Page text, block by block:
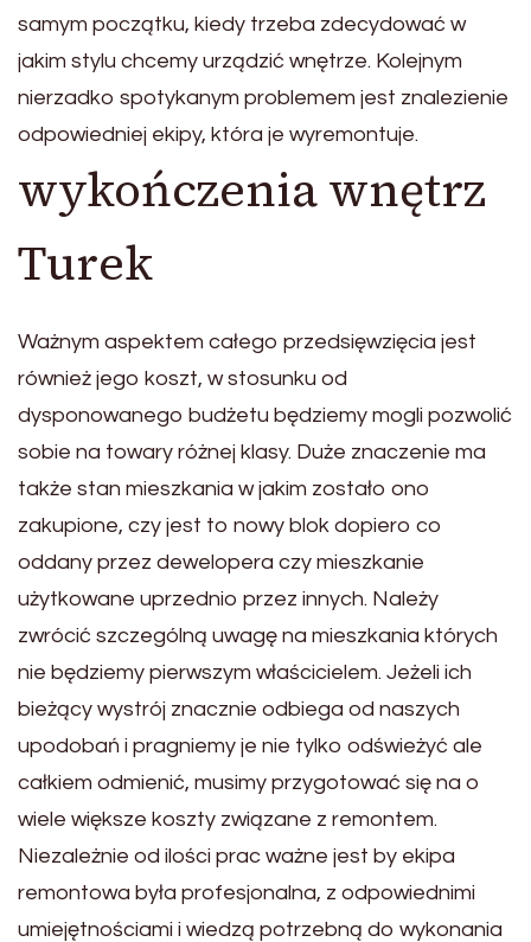
samym początku, kiedy trzeba zdecydować w
jakim stylu chcemy urządzić wnętrze. Kolejnym
nierzadko spotykanym problemem jest znalezienie
odpowiedniej ekipy, która je wyremontuje.
wykończenia wnętrz
Turek
Ważnym aspektem całego przedsięwzięcia jest
również jego koszt, w stosunku od
dysponowanego budżetu będziemy mogli pozwolić
sobie na towary różnej klasy. Duże znaczenie ma
także stan mieszkania w jakim zostało ono
zakupione, czy jest to nowy blok dopiero co
oddany przez dewelopera czy mieszkanie
użytkowane uprzednio przez innych. Należy
zwrócić szczególną uwagę na mieszkania których
nie będziemy pierwszym właścicielem. Jeżeli ich
bieżący wystrój znacznie odbiega od naszych
upodobań i pragniemy je nie tylko odświeżyć ale
całkiem odmienić, musimy przygotować się na o
wiele większe koszty związane z remontem.
Niezależnie od ilości prac ważne jest by ekipa
remontowa była profesjonalna, z odpowiednimi
umiejętnościami i wiedzą potrzebną do wykonania